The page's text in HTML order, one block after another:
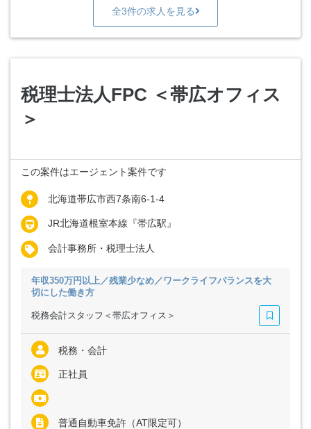
全3件の求人を見る
税理士法人FPC ＜帯広オフィス
＞
この案件はエージェント案件です
北海道帯広市西7条南6-1-4
JR北海道根室本線『帯広駅』
会計事務所・税理士法人
年収350万円以上／残業少なめ／ワークライフバランスを大
切にした働き方
税務会計スタッフ＜帯広オフィス＞
税務・会計
正社員
普通自動車免許（AT限定可）